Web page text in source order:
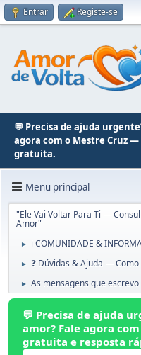
Entrar Registe-se
💬 Precisa de ajuda
agora com o Mestre Cruz
gratuita.
Menu principal
"Ele Vai Voltar Para Ti —
Amor"
► ℹ️ COMUNIDADE &
► ❓ Dúvidas & Ajuda —
► As mensagens que
💬 Precisa de ajuda
amor? Fale agora
gratuita e resposta